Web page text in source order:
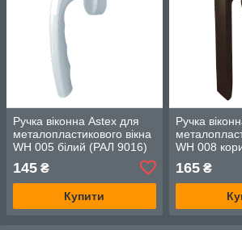
Ручка віконна Astex для
металопластикового вікна
WH 005 білий (РАЛ 9016)
145 ₴
Купити
Ручка
WH 008
165₴